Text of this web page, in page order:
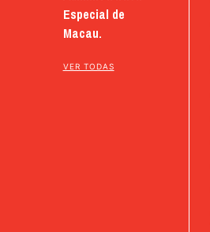
Especial de
Macau.
VER TODAS